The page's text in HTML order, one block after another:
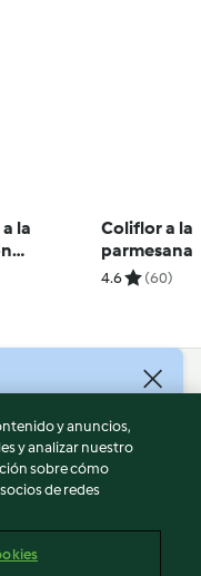
la
pavo
Coliflor a la
parmesana
4.6 (60)
y anuncios,
y analizar nuestro
sobre cómo
de redes